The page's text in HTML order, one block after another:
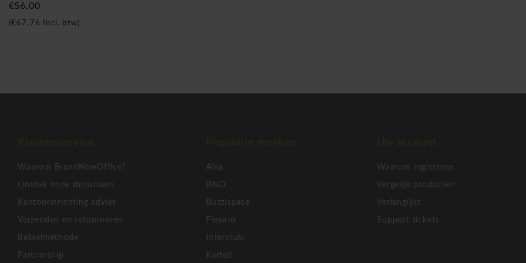
€56,00
(€67,76 Incl. btw)
Waarom BrandNewOffice?
Ontdek onze showroom
Kantoorinrichting advies
Verzenden en retourneren
Betaalmethode
Partnership
Alea
BNO
Buzzispace
Flexaro
Interstuhl
Kartell
Waarom registeren
Vergelijk producten
Verlanglijst
Support tickets